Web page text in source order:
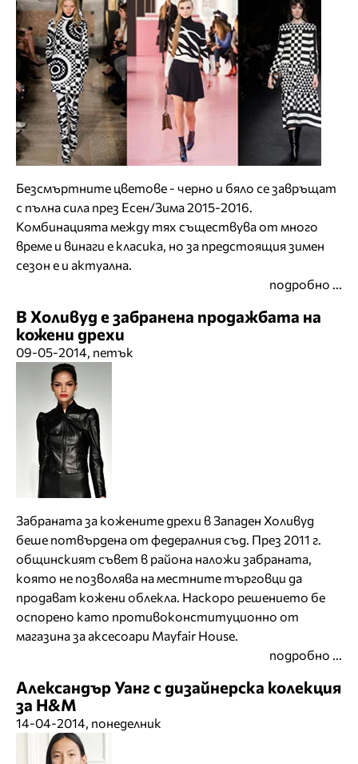
Безсмъртните цветове - черно и бяло се завръщат
с пълна сила през Есен/Зима 2015-2016.
Комбинацията между тях съществува от много
време и винаги е класика, но за предстоящия зимен
сезон е и актуална.
подробно ...
В Холивуд е забранена продажбата на
кожени дрехи
09-05-2014, петък
Забраната за кожените дрехи в Западен Холивуд
беше потвърдена от федералния съд. През 2011 г.
общинският съвет в района наложи забраната,
която не позволява на местните търговци да
продават кожени облекла. Наскоро решението бе
оспорено като противоконституционно от
магазина за аксесоари Mayfair House.
подробно ...
Александър Уанг с дизайнерска колекция
за H&M
14-04-2014, понеделник